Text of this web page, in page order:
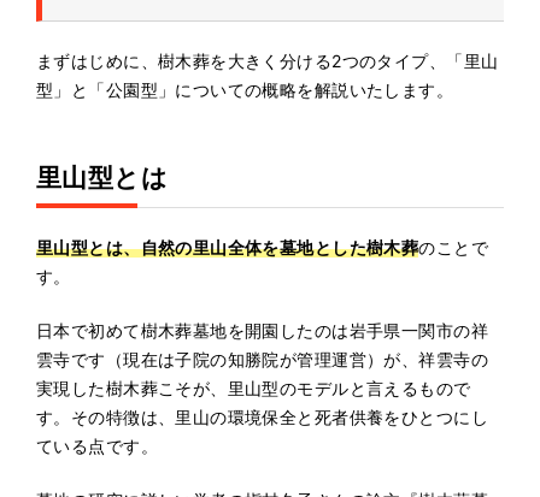
まずはじめに、樹木葬を大きく分ける2つのタイプ、「里山
型」と「公園型」についての概略を解説いたします。
里山型とは
里山型とは、自然の里山全体を墓地とした樹木葬のことで
す。
日本で初めて樹木葬墓地を開園したのは岩手県一関市の祥
雲寺です（現在は子院の知勝院が管理運営）が、祥雲寺の
実現した樹木葬こそが、里山型のモデルと言えるもので
す。その特徴は、里山の環境保全と死者供養をひとつにし
ている点です。